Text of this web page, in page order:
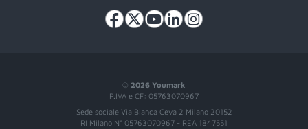
© 2026 Youmark
P.IVA e CF: 05763070967
Sede sociale Via Bianca Ceva 2 Milano 20152
RI Milano N° 05763070967 - REA 1847551